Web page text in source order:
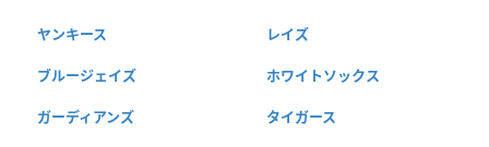
ヤンキース レイズ
ブルージェイズ ホワイトソックス
ガーディアンズ タイガース